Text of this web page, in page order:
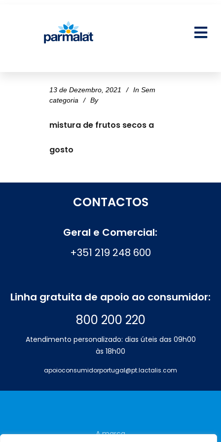
13 de Dezembro, 2021 In Sem
categoria
By
mistura de frutos secos a
gosto
CONTACTOS
Geral e Comercial:
+351 219 248 600
Linha gratuita de apoio ao consumidor:
800 200 220
Atendimento personalizado: dias úteis das 09h00
às 18h00
apoioconsumidorportugal@pt.lactalis.com
A marca